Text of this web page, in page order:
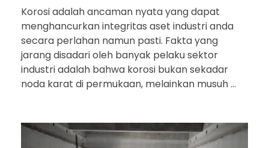
Korosi adalah ancaman nyata yang dapat
menghancurkan integritas aset industri anda
secara perlahan namun pasti. Fakta yang
jarang disadari oleh banyak pelaku sektor
industri adalah bahwa korosi bukan sekadar
noda karat di permukaan, melainkan musuh ...